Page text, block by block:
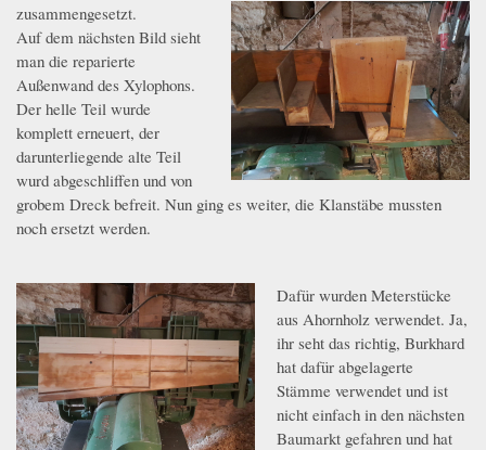
6.jpeg
zusammengesetzt.
Auf dem nächsten Bild sieht
man die reparierte
Außenwand des Xylophons.
Der helle Teil wurde
komplett erneuert, der
darunterliegende alte Teil
wurd abgeschliffen und von
grobem Dreck befreit. Nun ging es weiter, die Klanstäbe mussten
noch ersetzt werden.
7.jpeg
Dafür wurden Meterstücke
aus Ahornholz verwendet. Ja,
ihr seht das richtig, Burkhard
hat dafür abgelagerte
Stämme verwendet und ist
nicht einfach in den nächsten
Baumarkt gefahren und hat